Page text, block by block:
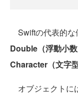
Swiftの代表的な
Double（浮動小数
Character（文字型
オブジェクトに